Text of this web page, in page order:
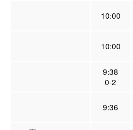
10:00
10:00
9:38
0-2
9:36